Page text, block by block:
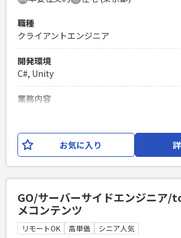
・規模が大きいPJでのPMO経験 ・
基本的なレビューが出来る方
PHPを用いたWebサービスの開発経験4
Laravelを用いた開発経験1年以上
エンジニア複数人のチームでの開発経験
職種
クライアントエンジニア
開発環境
C#, Unity
業務内容
ア（Unity）としてご参画いただける方を
必須スキル
PHPを用いたWebサービスの開発経験4
Laravelを用いた開発経験1年以上
エンジニア複数人のチームでの開発経験
お気に入り
GO/サーバーサイドエンジニア/
メコンテンツ
リモートOK 高単価 シニア人気